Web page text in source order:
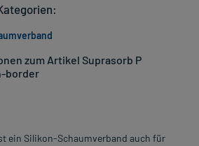
zum Artikel Suprasorb P
border
ein Silikon-Schaumverband auch für